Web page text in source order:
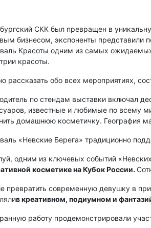
СКК был превращен в
бизнесом, экспоненты представили
Красоты одним из самых ожидаемых
красоты.
рассказать обо всех мероприятиях,
по стендам выставки включал
известные и любимые по всему
домашнюю косметичку. География
«Невские Берега» традиционно
одним из ключевых событий
косметике на Кубок России.
превратить современную девушку в
в креативном, подиумном и
работу продемонстрировали